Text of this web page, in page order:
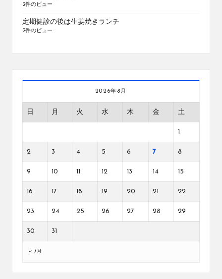
2件のビュー
定期健診の後は生姜焼きランチ
2件のビュー
2026年8月
日 月 火 水 木 金 土
2 3 4 5 6 7 8
9 10 12 13 14 15
16 17 18 19 20 21 22
23 24 25 26 27 28 29
30 31
« 7月